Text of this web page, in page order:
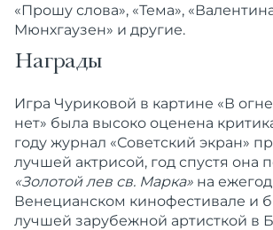
«Прошу слова», «Тема»,
Мюнхгаузен» и другие.
Награды
Игра Чуриковой в картине «В
нет» была высоко оценена
году журнал «Советский экран»
лучшей актрисой, год спустя она
«Золотой лев св. Марка» на
Венецианском кинофестивале и
лучшей зарубежной артисткой в